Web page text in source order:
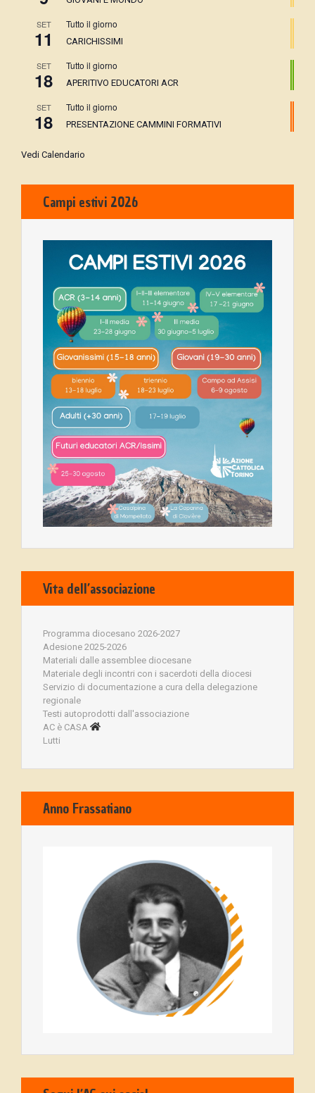
SET
11
Tutto il giorno
CARICHISSIMI
SET
18
Tutto il giorno
APERITIVO EDUCATORI ACR
SET
18
Tutto il giorno
PRESENTAZIONE CAMMINI FORMATIVI
Vedi Calendario
Campi estivi 2026
Vita dell’associazione
Programma diocesano 2026-2027
Adesione 2025-2026
Materiali dalle assemblee diocesane
Materiale degli incontri con i sacerdoti della diocesi
Servizio di documentazione a cura della delegazione
regionale
Testi autoprodotti dall'associazione
AC è CASA
Lutti
Anno Frassatiano